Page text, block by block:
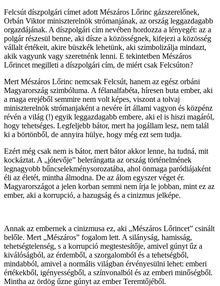
Felcsút díszpolgári címet adott Mészáros Lőrinc gázszerelőnek,
Orbán Viktor miniszterelnök strómanjának, az ország leggazdagabb
orgazdájának. A díszpolgári cím nevében hordozza a lényegét: az a
polgár részesül benne, aki dísze a közösségnek, kifejezi a közösség
vállalt értékeit, akire büszkék lehetünk, aki szimbolizálja mindazt,
akik vagyunk vagy szeretnénk lenni. E tekintetben Mészáros
Lőrincet megilleti a díszpolgári cím, de miért csak Felcsúton?
Mert Mészáros Lőrinc nemcsak Felcsút, hanem az egész orbáni
Magyarország szimbóluma. A félanalfabéta, híresen buta ember, aki
a maga erejéből semmire nem volt képes, viszont a tolvaj
miniszterelnök strómanjaként a nevére írt állami vagyon és közpénz
révén a világ (!) egyik leggazdagabb embere, aki el is hiszi magáról,
hogy tehetséges. Legfeljebb bátor, mert ha jogállam lesz, nem talál
ki a börtönből, de annyira hülye, hogy még ezt sem tudja.
Ezért még csak nem is bátor, mert bátor akkor lenne, ha tudná, mit
kockáztat. A „jótevője” belerángatta az ország történelmének
legnagyobb bűncselekménysorozatába, ahol önmaga paródiájaként
éli az életét, mintha álmodna. De az álom egyszer véget ér.
Magyarországot a jelen korban semmi nem írja le jobban, mint ez az
ember, aki a korrupció, a hazugság és a cinizmus jelképe.
Annak az embernek a cinizmusa ez, aki „Mészáros Lőrincet” csinált
belőle. Mert „Mészáros” fogalom lett. A silányság, hamisság,
tehetségtelenség, s a korrupció megtestesítője, amivel gúnyt űz a
kiválóságból, az érdemből, a szorgalomból és a tehetségből,
mindabból, amivel a normális világban érvényesülni lehet: emberi
értékekből, igényességből, a színvonalból és az emberi minőségből.
Mintha az ördög űzne gúnyt az ember Teremtőjéből.